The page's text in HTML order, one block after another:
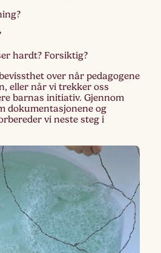
hardt? Forsiktig?
over når pedagogene
eller når vi trekker oss
barnas initiativ. Gjennom
dokumentasjonene og
vi neste steg i